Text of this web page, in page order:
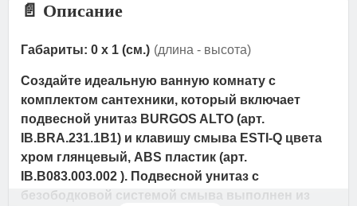
📄 Описание
Габариты: 0 x 1 (см.) (длина - высота)
Создайте идеальную ванную комнату с
комплектом сантехники, который включает
подвесной унитаз BURGOS ALTO (арт.
IB.BRA.231.1B1) и клавишу смыва ESTI-Q цвета
хром глянцевый, ABS пластик (арт.
IB.B083.003.002 ). Подвесной унитаз с
безободковой системой смыва выполнен из